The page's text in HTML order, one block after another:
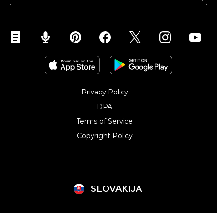
Predávať na Instagram
Privacy Policy
DPA
Terms of Service
Copyright Policy‎
SLOVAKIJA